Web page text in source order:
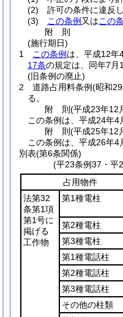
(2)
許可の条件に違反し
(3)
この条例 又はこの
附 則
(施行期日)
1
この条例 は、平成12年
17条の規定は、同年7月
(旧条例の廃止)
2
道路占用料条例(昭和
る。
附 則(平成23年12
この条例は、平成24年4
附 則(平成25年12
この条例は、平成26年4
別表(第6条関係)
(平23条例37・平
占用物件
法第32
条第1項
第1号に
掲げる
工作物
第1種電柱
第2種電柱
第3種電柱
第1種電話柱
第2種電話柱
第3種電話柱
その他の柱類